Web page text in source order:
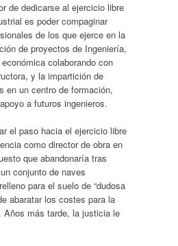
de dedicarse al ejercicio libre
es poder compaginar
de los que ejerce en la
de proyectos de Ingeniería,
colaborando con
y la impartición de
en un centro de formación,
a futuros ingenieros.
el paso hacia el ejercicio libre
como director de obra en
que abandonaría tras
conjunto de naves
para el suelo de “dudosa
abaratar los costes para la
Años más tarde, la justicia le